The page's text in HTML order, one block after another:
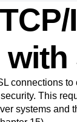
connections to
This
systems and